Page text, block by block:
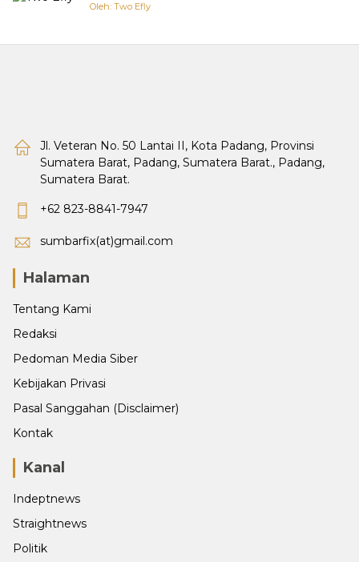
Oleh: Two Efly
Jl. Veteran No. 50 Lantai II, Kota Padang, Provinsi
Sumatera Barat, Padang, Sumatera Barat., Padang,
Sumatera Barat.
+62 823-8841-7947
sumbarfix(at)gmail.com
Halaman
Tentang Kami
Redaksi
Pedoman Media Siber
Kebijakan Privasi
Pasal Sanggahan (Disclaimer)
Kontak
Kanal
Indeptnews
Straightnews
Politik